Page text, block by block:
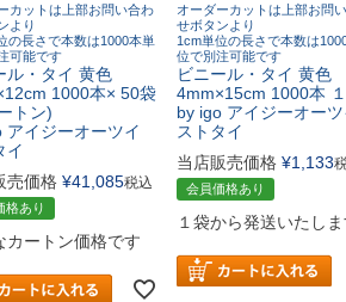
カットは上部お問い合わ
より
の長さで本数は1000本単
可能です
ル・タイ 黄色
1000本× 50袋
トン)
アイジーオーツイ
イ
売価格 ¥41,085税込
格あり
カートン価格です
オーダーカットは上部お問
せボタンより
1cm単位の長さで本数は
位で別注可能です
ビニール・タイ 黄色
4mm×15cm 1000本
by igo アイジーオーツ
ストタイ
当店販売価格 ¥1,133
会員価格あり
１袋から発送いたしま